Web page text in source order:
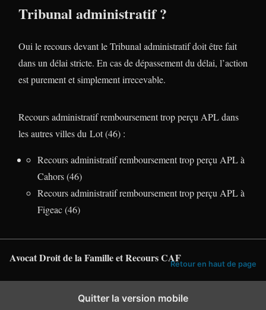
Tribunal administratif ?
Oui le recours devant le Tribunal administratif doit être fait
dans un délai stricte. En cas de dépassement du délai, l’action
est purement et simplement irrecevable.
Recours administratif remboursement trop perçu APL dans
les autres villes du Lot (46) :
Recours administratif remboursement trop perçu APL à
Cahors (46)
Recours administratif remboursement trop perçu APL à
Figeac (46)
Avocat Droit de la Famille et Recours CAFRetour en haut de page
Quitter la version mobile